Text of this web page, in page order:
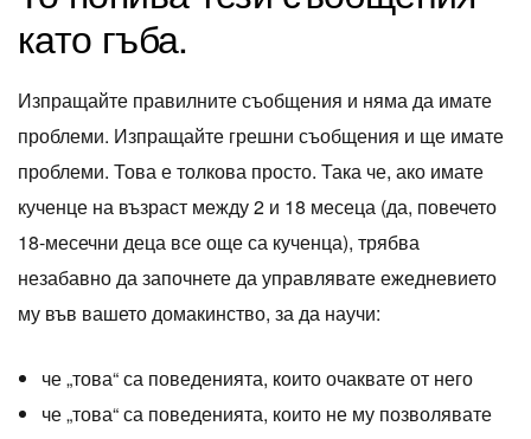
като гъба.
Изпращайте правилните съобщения и няма да имате
проблеми. Изпращайте грешни съобщения и ще имате
проблеми. Това е толкова просто. Така че, ако имате
кученце на възраст между 2 и 18 месеца (да, повечето
18-месечни деца все още са кученца), трябва
незабавно да започнете да управлявате ежедневието
му във вашето домакинство, за да научи:
че „това“ са поведенията, които очаквате от него
че „това“ са поведенията, които не му позволявате